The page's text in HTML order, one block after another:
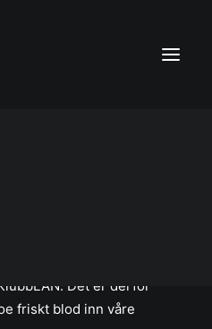
crew-medlemmer!
Det er derfor
friskt blod inn våre